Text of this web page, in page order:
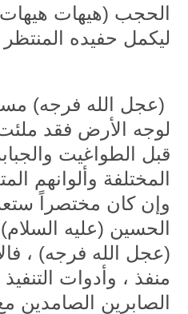
الحجب (هيهات
ليكمل حفيده المنتظر
(عجل الله فرجه)
لوجه الأرض فقد
قبل الطواغيت
المختلفة وألوانهم
وإن كان مختصراً
الحسين (عليه
(عجل الله فرجه) ،
منفذ ، وأدوات
الصابرين الصامدين